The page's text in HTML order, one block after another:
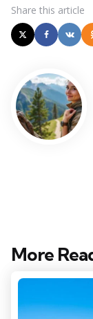
Share this article
More
Post